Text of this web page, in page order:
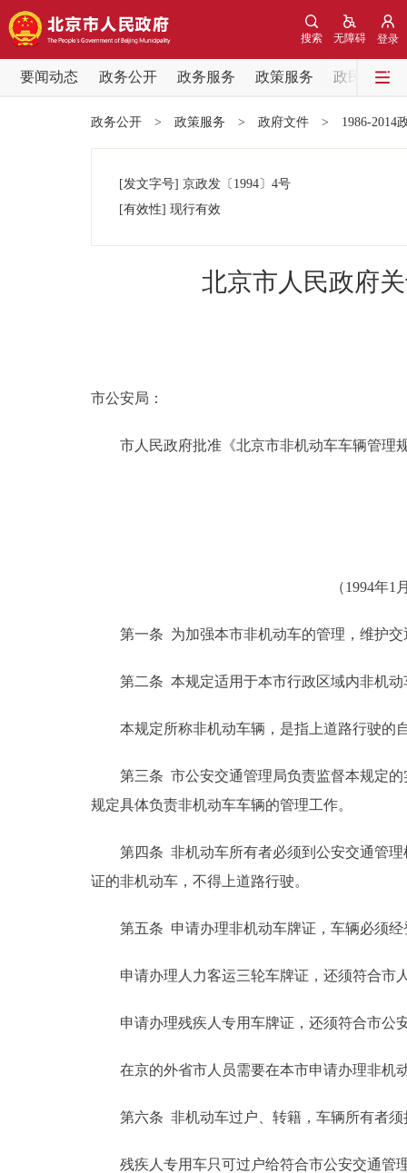
登录
无障碍
搜索
要闻动态 政务公开 政务服务 政策服务
政民互动
党中央精神
决策公开
参与调查
走进北京
政务公开 > 政策服务 > 政府文件 > 1986-2014
[发文字号] 京政发 〔1994〕 4号
[有效性] 现行有效
北京市人民政府
市公安局：
市人民政府批准《北京市非机动车车辆管理
（1994年
第一条 为加强本市非机动车的管理，维护交
第二条 本规定适用于本市行政区域内非机动
本规定所称非机动车辆，是指上道路行驶的
第三条 市公安交通管理局负责监督本规定的
规定具体负责非机动车车辆的管理工作。
第四条 非机动车所有者必须到公安交通管理
证的非机动车，不得上道路行驶。
第五条 申请办理非机动车牌证，车辆必须经
申请办理人力客运三轮车牌证，还须符合市
申请办理残疾人专用车牌证，还须符合市公
在京的外省市人员需要在本市申请办理非机
第六条 非机动车过户、转籍，车辆所有者须
残疾人专用车只可过户给符合市公安交通管